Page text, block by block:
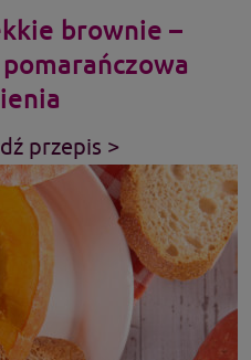
brownie –
przepis >